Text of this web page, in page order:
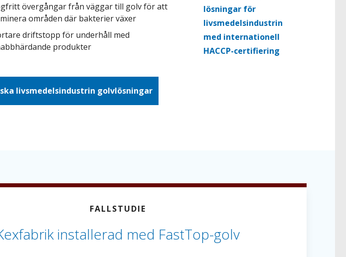
övergångar från väggar till golv för att
områden där bakterier växer
driftstopp för underhåll med
produkter
livsmedelsindustrin golvlösningar
lösningar för
livsmedelsindustrin
med internationell
HACCP-certifiering
FALLSTUDIE
installerad med FastTop-golv